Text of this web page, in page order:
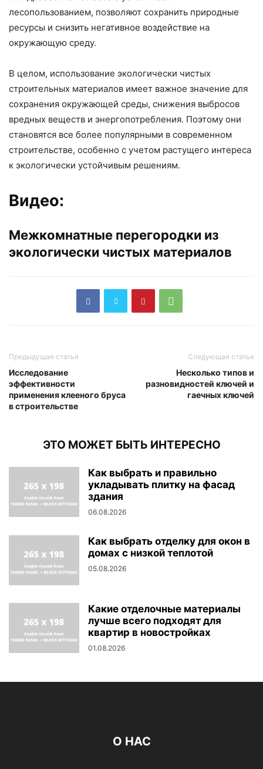
лесопользованием, позволяют сохранить природные
ресурсы и снизить негативное воздействие на
окружающую среду.
В целом, использование экологически чистых
строительных материалов имеет важное значение для
сохранения окружающей среды, снижения выбросов
вредных веществ и энергопотребления. Поэтому они
становятся все более популярными в современном
строительстве, особенно с учетом растущего интереса
к экологически устойчивым решениям.
Видео:
Межкомнатные перегородки из
экологически чистых материалов
Предыдущая статья
Исследование
эффективности
применения клееного бруса
в строительстве
Следующая статья
Несколько типов и
разновидностей ключей и
гаечных ключей
ЭТО МОЖЕТ БЫТЬ ИНТЕРЕСНО
Как выбрать и правильно
укладывать плитку на фасад
здания
06.08.2026
Как выбрать отделку для окон в
домах с низкой теплотой
05.08.2026
Какие отделочные материалы
лучше всего подходят для
квартир в новостройках
01.08.2026
О НАС